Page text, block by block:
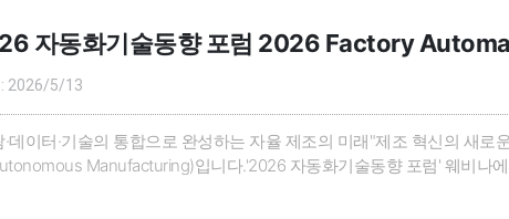
자동화기술동향 포럼 2026 Factory
: 2026/5/13
·데이터·기술의 통합으로 완성하는 자율 제조의 미래"제조 혁신의 새
Manufacturing)입니다.'2026 자동화기술동향 포럼' 웨비나